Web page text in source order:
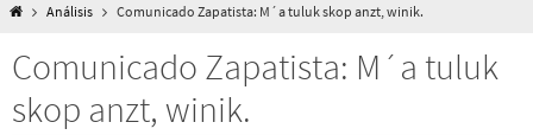
InicioAnálisis Comunicado Zapatista: M´a tuluk skop anzt, winik.
Comunicado Zapatista: M´a tuluk
skop anzt, winik.